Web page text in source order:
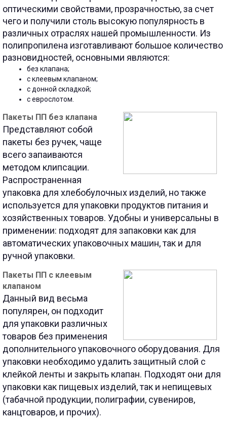
оптическими свойствами, прозрачностью, за счет
чего и получили столь высокую популярность в
различных отраслях нашей промышленности. Из
полипропилена изготавливают большое количество
разновидностей, основными являются:
без клапана;
с клеевым клапаном;
с донной складкой;
с еврослотом.
Пакеты ПП без клапана
Представляют собой
пакеты без ручек, чаще
всего запаиваются
методом клипсации.
Распространенная
упаковка для хлебобулочных изделий, но также
используется для упаковки продуктов питания и
хозяйственных товаров. Удобны и универсальны в
применении: подходят для запаковки как для
автоматических упаковочных машин, так и для
ручной упаковки.
Пакеты ПП с клеевым
клапаном
Данный вид весьма
популярен, он подходит
для упаковки различных
товаров без применения
дополнительного упаковочного оборудования. Для
упаковки необходимо удалить защитный слой с
клейкой ленты и закрыть клапан. Подходят они для
упаковки как пищевых изделий, так и непищевых
(табачной продукции, полиграфии, сувениров,
канцтоваров, и прочих).